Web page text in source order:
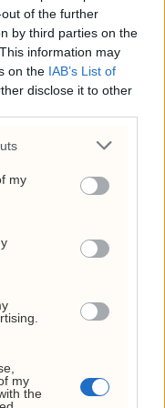
of the further
by third parties on the
information may
on the IAB’s List of
disclose it to other
my
my
the
vil ikke
og bensin til
skatter.
må